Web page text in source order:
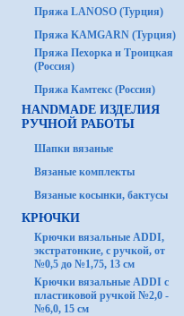
Пряжа LANOSO (Турция)
Пряжа KAMGARN (Турция)
Пряжа Пехорка и Троицкая
(Россия)
Пряжа Камтекс (Россия)
HANDMADE ИЗДЕЛИЯ
РУЧНОЙ РАБОТЫ
Шапки вязаные
Вязаные комплекты
Вязаные косынки, бактусы
КРЮЧКИ
Крючки вязальные ADDI,
экстратонкие, с ручкой, от
№0,5 до №1,75, 13 см
Крючки вязальные ADDI с
пластиковой ручкой №2,0 -
№6,0, 15 см